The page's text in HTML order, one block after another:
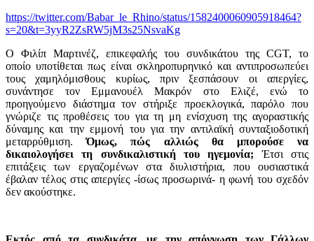
https://twitter.com/Babar_le_Rhino/status/1582400060905918464?
s=20&t=3yyR2ZsRW5jM3s25NsvaKg
Ο Φιλίπ Μαρτινέζ, επικεφαλής του συνδικάτου της CGT, το
οποίο υποτίθεται πως είναι σκληροπυρηνικό και αντιπροσωπεύει
τους χαμηλόμισθους κυρίως, πριν ξεσπάσουν οι απεργίες,
συνάντησε τον Εμμανουέλ Μακρόν στο Ελιζέ, ενώ το
προηγούμενο διάστημα τον στήριξε προεκλογικά, παρόλο που
γνώριζε τις προθέσεις του για τη μη ενίσχυση της αγοραστικής
δύναμης και την εμμονή του για την αντιλαϊκή συνταξιοδοτική
μεταρρύθμιση.Όμως, πώς αλλιώς θα μπορούσε να
δικαιολογήσει τη συνδικαλιστική του ηγεμονία; Έτσι στις
επιτάξεις των εργαζομένων στα διυλιστήρια, που ουσιαστικά
έβαλαν τέλος στις απεργίες -ίσως προσωρινά- η φωνή του σχεδόν
δεν ακούστηκε.